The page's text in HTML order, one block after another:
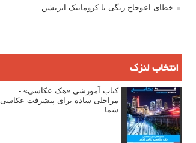
خطای اعوجاج رنگی یا کروماتیک ابریشن
انتخاب لنزک
کتاب آموزشی «هک عکاسی» -
مراحلی ساده برای پیشرفت عکاسی
شما